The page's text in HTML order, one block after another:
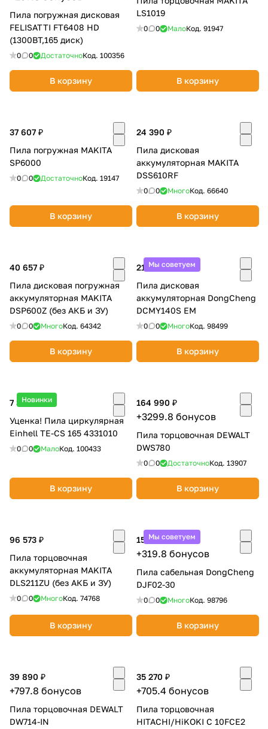
Пила погружная дисковая
FELISATTI FT6408 HD
(1300ВТ,165 диск)
0 0 ДостаточноКод. 100356
В корзину
LS1019
0 0 МалоКод. 91947
В корзину
37 607 ₽
Пила погружная MAKITA
SP6000
0 0 ДостаточноКод. 19147
В корзину
24 390 ₽
Пила дисковая
аккумуляторная MAKITA
DSS610RF
0 0 МногоКод. 66640
В корзину
40 657 ₽
Пила дисковая погружная
аккумуляторная MAKITA
DSP600Z (без АКБ и ЗУ)
0 0 МногоКод. 64342
В корзину
Мы советуем
21 990 ₽
Пила дисковая
аккумуляторная DongCheng
DCMY140S EM
0 0 МногоКод. 98499
В корзину
Новинки
7 312 ₽
Уценка! Пила циркулярная
Einhell TE-CS 165 4331010
0 0 МалоКод. 100433
В корзину
164 990 ₽
+3299.8 бонусов
Пила торцовочная DEWALT
DWS780
0 0 ДостаточноКод. 13907
В корзину
96 573 ₽
Пила торцовочная
аккумуляторная MAKITA
DLS211ZU (без АКБ и ЗУ)
0 0 МногоКод. 74768
В корзину
Мы советуем
15 990 ₽
+319.8 бонусов
Пила сабельная DongCheng
DJF02-30
0 0 МногоКод. 98796
В корзину
39 890 ₽
+797.8 бонусов
Пила торцовочная DEWALT
DW714-IN
35 270 ₽
+705.4 бонусов
Пила торцовочная
HITACHI/HiKOKI C 10FCE2
об оплате Плайтом
25
раз в 2 недели
Остались вопросы?
8 800 302-02-51